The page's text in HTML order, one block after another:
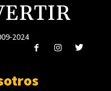
2024